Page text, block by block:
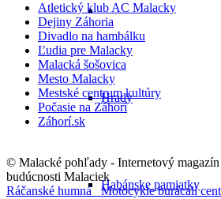
Hrady
Habánske pamiatky
Atletický klub AC Malacky
Dejiny Záhoria
Divadlo na hambálku
Ľudia pre Malacky
Malacká šošovica
Mesto Malacky
Mestské centrum kultúry
Počasie na Záhorí
Záhorí.sk
© Malacké pohľady - Internetový magazín
budúcnosti Malaciek
Ráčanské humná
Motocykle burácali